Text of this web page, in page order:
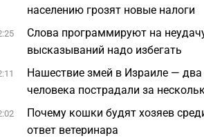
населению грозят новые налоги
Слова программируют на
высказываний надо избегать
Нашествие змей в Израиле — два
человека пострадали за
Почему кошки будят хозяев
ответ ветеринара